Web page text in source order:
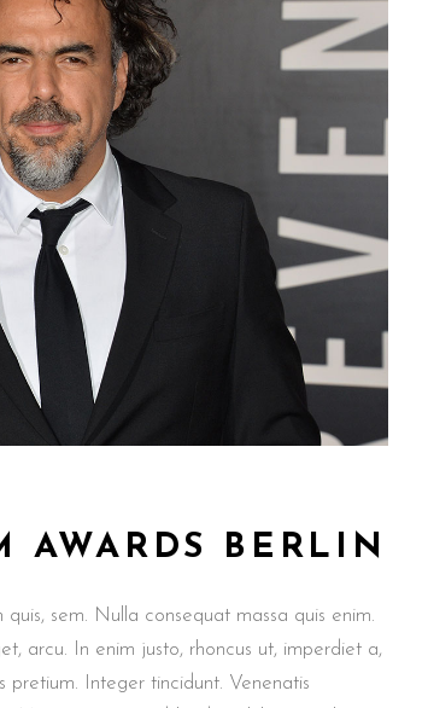
AWARDS BERLIN
sem. Nulla consequat massa quis enim.
arcu. In enim justo, rhoncus ut, imperdiet a,
Integer tincidunt. Venenatis